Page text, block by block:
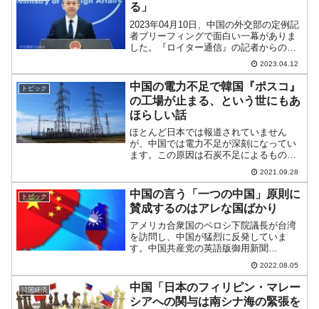
る」
2023年04月10日、中国の外交部の定例記
者ブリーフィングで面白い一幕がありま
した。『ロイター通信』の記者からの質
問に汪文斌報道官が以下のように答えて
います。『ロイター通信』記者：中国は
世界平和のための勢力としての地位を確
立したいと考えて...
2023.04.12
トピック
中国の電力不足で韓国『ポスコ』
の工場が止まる、という世にもあ
ほらしい話
ほとんど日本では報道されていません
が、中国では電力不足が深刻になってい
ます。この原因は石炭不足によるもの
で、火力発電所が操業難に追い込まれて
いるのです。まず、中国の電力不足、電
力網の危機的状況を紹介した中国語メデ
ィア『阿波罗新闻』の記事から...
2021.09.28
トピック
中国の言う「一つの中国」原則に
賛成するのはアレな国ばかり
アメリカ合衆国のペロシ下院議長が台湾
を訪問し、中国が猛烈に反発していま
す。中国共産党の英語版御用新聞
『Global Times』も中国共産党を援護す
べく「ペロシがー」な記事を乱造してい
るのですが、2022年08月03日に面白い記
事を出しまし...
2022.08.05
韓国経済
中国「日本のフィリピン・マレー
シアへの関与は南シナ海の緊張を